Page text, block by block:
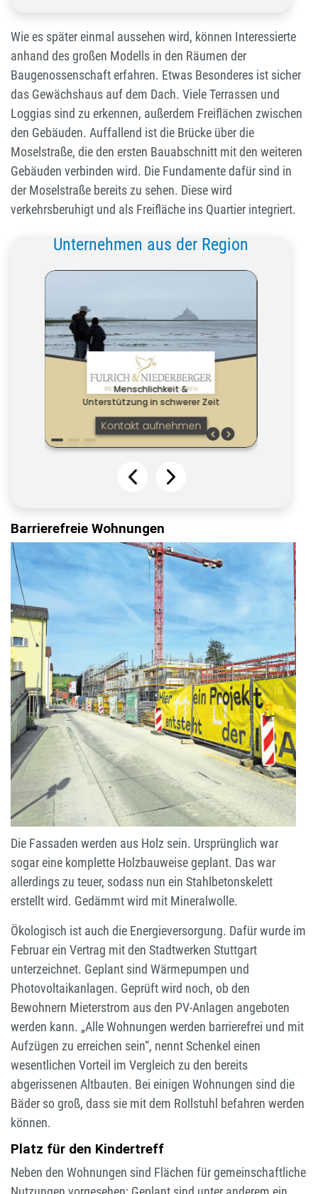
Wie es später einmal aussehen wird, können Interessierte
anhand des großen Modells in den Räumen der
Baugenossenschaft erfahren. Etwas Besonderes ist sicher
das Gewächshaus auf dem Dach. Viele Terrassen und
Loggias sind zu erkennen, außerdem Freiflächen zwischen
den Gebäuden. Auffallend ist die Brücke über die
Moselstraße, die den ersten Bauabschnitt mit den weiteren
Gebäuden verbinden wird. Die Fundamente dafür sind in
der Moselstraße bereits zu sehen. Diese wird
verkehrsberuhigt und als Freifläche ins Quartier integriert.
Unternehmen aus der Region
Barrierefreie Wohnungen
Die Fassaden werden aus Holz sein. Ursprünglich war
sogar eine komplette Holzbauweise geplant. Das war
allerdings zu teuer, sodass nun ein Stahlbetonskelett
erstellt wird. Gedämmt wird mit Mineralwolle.
Ökologisch ist auch die Energieversorgung. Dafür wurde im
Februar ein Vertrag mit den Stadtwerken Stuttgart
unterzeichnet. Geplant sind Wärmepumpen und
Photovoltaikanlagen. Geprüft wird noch, ob den
Bewohnern Mieterstrom aus den PV-Anlagen angeboten
werden kann. „Alle Wohnungen werden barrierefrei und mit
Aufzügen zu erreichen sein“, nennt Schenkel einen
wesentlichen Vorteil im Vergleich zu den bereits
abgerissenen Altbauten. Bei einigen Wohnungen sind die
Bäder so groß, dass sie mit dem Rollstuhl befahren werden
können.
Platz für den Kindertreff
Neben den Wohnungen sind Flächen für gemeinschaftliche